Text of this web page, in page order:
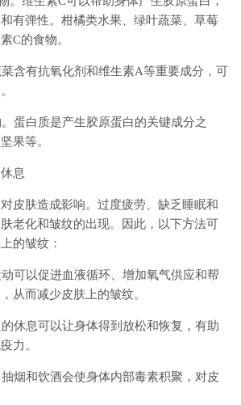
有弹性。柑橘类水果、绿叶蔬菜、草莓
C的食物。
含有抗氧化剂和维生素A等重要成分，可
蛋白质是产生胶原蛋白的关键成分之
果等。
息
皮肤造成影响。过度疲劳、缺乏睡眠和
老化和皱纹的出现。因此，以下方法可
的皱纹：
可以促进血液循环、增加氧气供应和帮
从而减少皮肤上的皱纹。
休息可以让身体得到放松和恢复，有助
力。
烟和饮酒会使身体内部毒素积聚，对皮